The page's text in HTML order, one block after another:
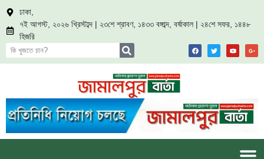
ঢাকা,
৭ই আগস্ট, ২০২৬ খ্রিস্টাব্দ | ২৩শে শ্রাবণ, ১৪৩৩ বঙ্গাব্দ, বর্ষাকাল | ২৪শে সফর, ১৪৪৮
হিজরি